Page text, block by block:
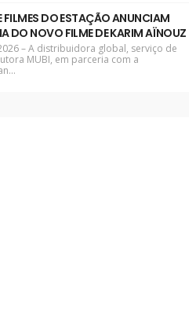
DO ESTAÇÃO ANUNCIAM
DO NOVO FILME DE KARIM AÏNOUZ
– A distribuidora global, serviço de
MUBI, em parceria com a